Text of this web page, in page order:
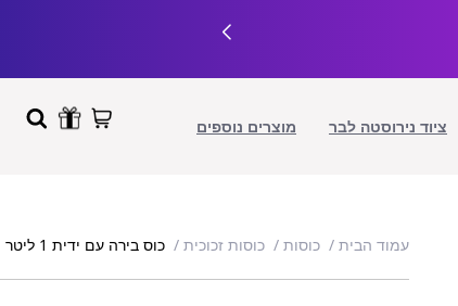
ציוד נירוסטה לבר מוצרים נוספים
עמוד הבית כוסות כוסות זכוכית כוס בירה עם ידית 1 ליטר